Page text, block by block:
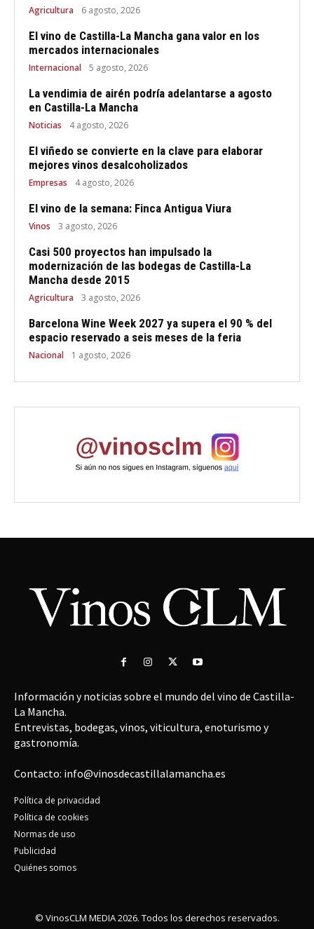
Agricultura 6 agosto, 2026
El vino de Castilla-La Mancha gana valor en los
mercados internacionales
Internacional 5 agosto, 2026
La vendimia de airén podría adelantarse a agosto
en Castilla-La Mancha
Noticias 4 agosto, 2026
El viñedo se convierte en la clave para elaborar
mejores vinos desalcoholizados
Empresas 4 agosto, 2026
El vino de la semana: Finca Antigua Viura
Vinos 3 agosto, 2026
Casi 500 proyectos han impulsado la
modernización de las bodegas de Castilla-La
Mancha desde 2015
Agricultura 3 agosto, 2026
Barcelona Wine Week 2027 ya supera el 90 % del
espacio reservado a seis meses de la feria
Nacional 1 agosto, 2026
Información y noticias sobre el mundo del vino de Castilla-
La Mancha.
Entrevistas, bodegas, vinos, viticultura, enoturismo y
gastronomía.
Contacto: info@vinosdecastillalamancha.es
Política de privacidad
Política de cookies
Normas de uso
Publicidad
Quiénes somos
© VinosCLM MEDIA 2026. Todos los derechos reservados.